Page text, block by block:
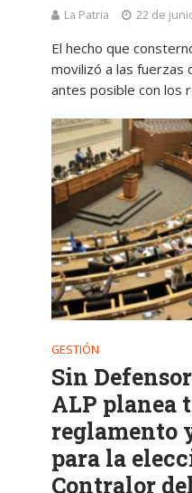
La Patria 22 de
El hecho que
movilizó a las fuerzas
antes posible con los
GESTIÓN
Sin
ALP planea
reglamento
para la
Contralor